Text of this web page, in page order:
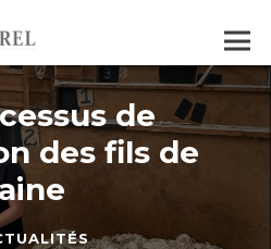
de
des fils de